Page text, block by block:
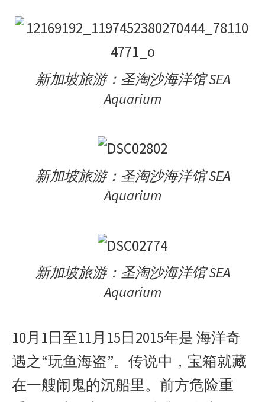
新加坡旅游：圣淘沙海洋馆 SEA
Aquarium
新加坡旅游：圣淘沙海洋馆 SEA
Aquarium
新加坡旅游：圣淘沙海洋馆 SEA
Aquarium
10月1日至11月15日2015年是 海洋奇
遇之“玩鱼海盗”。传说中，宝箱就藏
在一艘闹鬼的沉船里。前方危险重